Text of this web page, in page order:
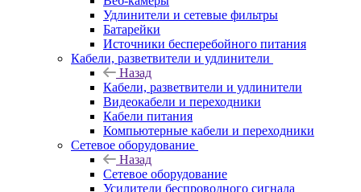
Удлинители и сетевые фильтры
Батарейки
Источники бесперебойного питания
Кабели, разветвители и удлинители
Назад
Кабели, разветвители и удлинители
Видеокабели и переходники
Кабели питания
Компьютерные кабели и переходники
Сетевое оборудование
Назад
Сетевое оборудование
Усилители беспроводного сигнала